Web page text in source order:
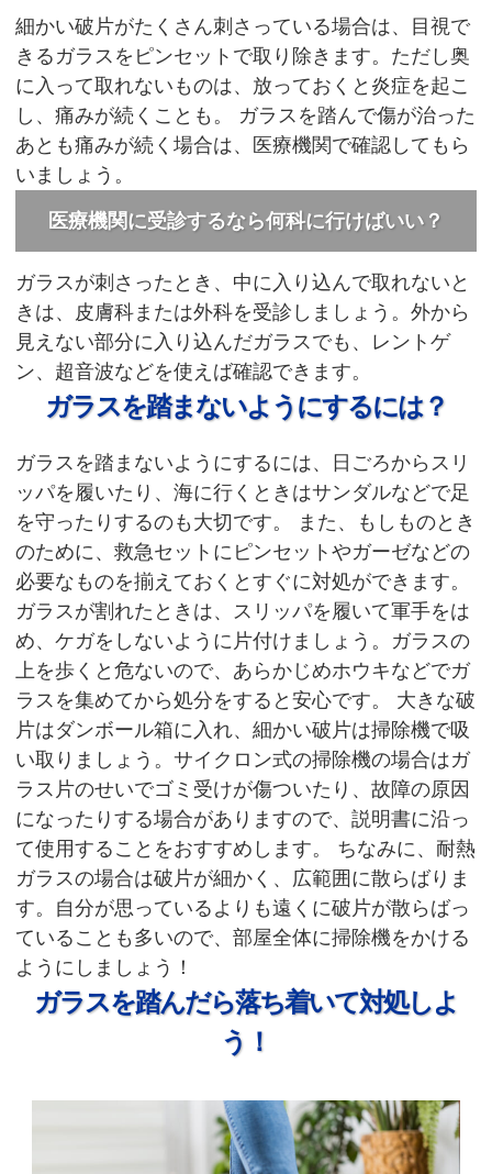
細かい破片がたくさん刺さっている場合は、目視で
きるガラスをピンセットで取り除きます。ただし奥
に入って取れないものは、放っておくと炎症を起こ
し、痛みが続くことも。
ガラスを踏んで傷が治った
あとも痛みが続く場合は、医療機関で確認してもら
いましょう。
医療機関に受診するなら何科に行けばいい？
ガラスが刺さったとき、中に入り込んで取れないと
きは、皮膚科または外科を受診しましょう。外から
見えない部分に入り込んだガラスでも、レントゲ
ン、超音波などを使えば確認できます。
ガラスを踏まないようにするには？
ガラスを踏まないようにするには、日ごろからスリ
ッパを履いたり、海に行くときはサンダルなどで足
を守ったりするのも大切です。
また、もしものとき
のために、救急セットにピンセットやガーゼなどの
必要なものを揃えておくとすぐに対処ができます。
ガラスが割れたときは、スリッパを履いて軍手をは
め、ケガをしないように片付けましょう。ガラスの
上を歩くと危ないので、あらかじめホウキなどでガ
ラスを集めてから処分をすると安心です。
大きな破
片はダンボール箱に入れ、細かい破片は掃除機で吸
い取りましょう。サイクロン式の掃除機の場合はガ
ラス片のせいでゴミ受けが傷ついたり、故障の原因
になったりする場合がありますので、説明書に沿っ
て使用することをおすすめします。
ちなみに、耐熱
ガラスの場合は破片が細かく、広範囲に散らばりま
す。自分が思っているよりも遠くに破片が散らばっ
ていることも多いので、部屋全体に掃除機をかける
ようにしましょう！
ガラスを踏んだら落ち着いて対処しよ
う！